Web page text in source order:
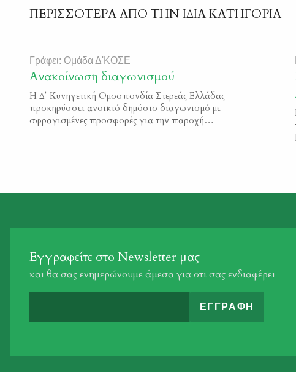
ΠΕΡΙΣΣΟΤΕΡΑ ΑΠΟ ΤΗΝ ΙΔΙΑ ΚΑΤΗΓΟΡΙΑ
Γράφει: Ομάδα Δ'ΚΟΣΕ
Ανακοίνωση διαγωνισμού
Η Δ΄ Κυνηγετική Ομοσπονδία Στερεάς Ελλάδας
προκηρύσσει ανοικτό δημόσιο διαγωνισμό με
σφραγισμένες προσφορές για την παροχή
τους μέχρι και την 9η Ιουλίου 2026 ημέρα Πέμπτη […]
Εγγραφείτε στο Newsletter μας
και θα σας ενημερώνουμε άμεσα για οτι σας ενδιαφέρει